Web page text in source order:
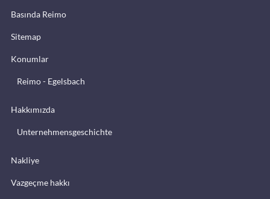
Basında Reimo
Sitemap
Konumlar
Reimo - Egelsbach
Hakkımızda
Unternehmensgeschichte
Nakliye
Vazgeçme hakkı